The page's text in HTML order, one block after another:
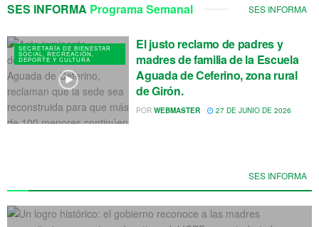
SES INFORMA Programa Semanal SES INFORMA
SECRETARÍA DE BIENESTAR
SOCIAL, RECREACIÓN,
DEPORTE Y CULTURA
El justo reclamo de padres y
madres de familia de la Escuela
Aguada de Ceferino, zona rural
de Girón.
POR WEBMASTER 27 DE JUNIO DE 2026
SES INFORMA